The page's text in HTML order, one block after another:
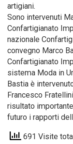
artigiani.
Sono intervenuti
Confartigianato
nazionale
convegno Marco
Confartigianato
sistema Moda in
Bastia è
Francesco
risultato
futuro i rapporti
691 Visite